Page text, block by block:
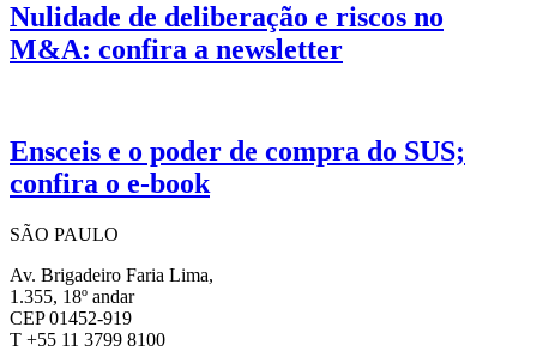
Nulidade de deliberação e riscos no
M&A: confira a newsletter
Ensceis e o poder de compra do SUS;
confira o e-book
SÃO PAULO
Av. Brigadeiro Faria Lima,
1.355, 18º andar
CEP 01452-919
T +55 11 3799 8100